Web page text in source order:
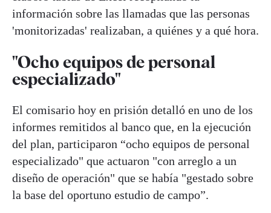
información sobre las llamadas que las personas
'monitorizadas' realizaban, a quiénes y a qué hora.
"Ocho equipos de personal
especializado"
El comisario hoy en prisión detalló en uno de los
informes remitidos al banco que, en la ejecución
del plan, participaron “ocho equipos de personal
especializado" que actuaron "con arreglo a un
diseño de operación" que se había "gestado sobre
la base del oportuno estudio de campo”.